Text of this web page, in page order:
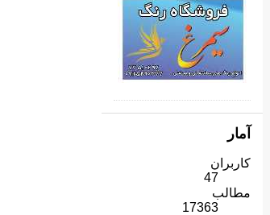
آمار
کاربران
47
مطالب
17363